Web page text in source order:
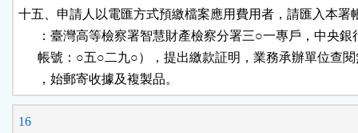
十五、申請人以電匯方式預繳檔案應用費用者，請匯入本署
：臺灣高等檢察署智慧財產檢察分署三○一專戶，中央銀
帳號：○五○二九○），提出繳款証明，業務承辦單位查
      ，始郵寄收據及複製品。
16